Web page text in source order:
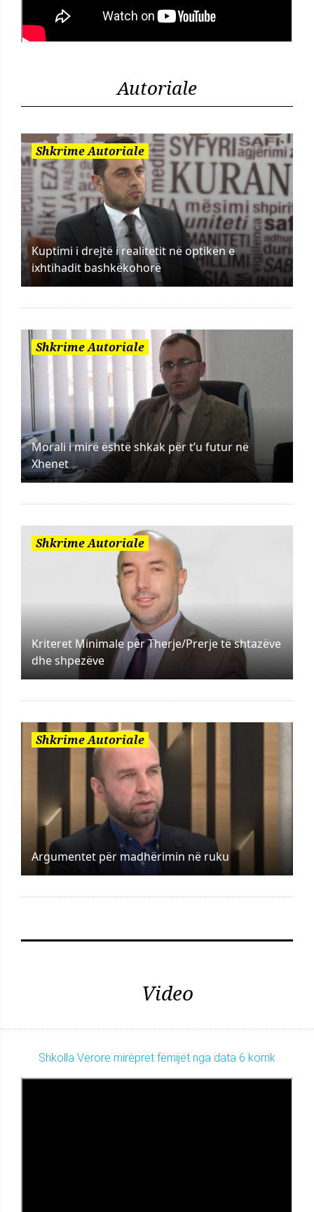
Autoriale
Shkrime Autoriale
Kuptimi i drejtë i realitetit në optikën e
ixhtihadit bashkëkohorë
Shkrime Autoriale
Morali i mirë është shkak për t’u futur në
Xhenet
Shkrime Autoriale
Kriteret Minimale për Therje/Prerje të shtazëve
dhe shpezëve
Shkrime Autoriale
Argumentet për madhërimin në ruku
Video
Shkolla Verore mirëpret fëmijët nga data 6 korrik